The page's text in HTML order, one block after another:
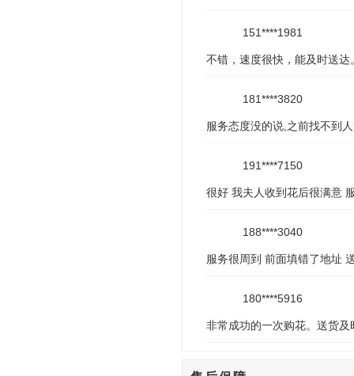
151****1981
不错，速度很快，能及时送
181****3820
服务态度没的说,之前找不到
191****7150
很好 我夫人收到花后很满意
188****3040
服务很周到 前面填错了地址
180****5916
非常成功的一次购花。送货